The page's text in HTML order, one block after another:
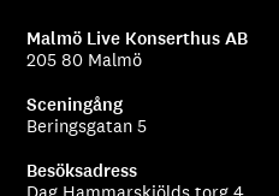
Malmö Live Konserthus AB
205 80 Malmö
Sceningång
Beringsgatan 5
Besöksadress